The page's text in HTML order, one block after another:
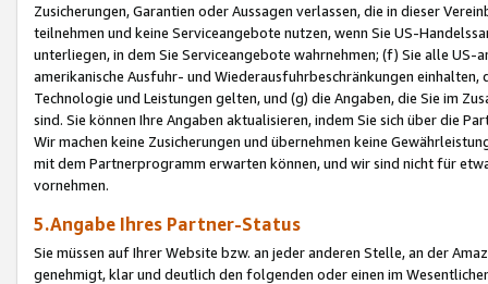
Zusicherungen, Garantien oder Aussagen verlassen, die in dieser
teilnehmen und keine Serviceangebote nutzen, wenn Sie US-
unterliegen, in dem Sie Serviceangebote wahrnehmen; (f) Sie alle
amerikanische Ausfuhr- und Wiederausfuhrbeschränkungen
Technologie und Leistungen gelten, und (g) die Angaben, die Sie im
sind. Sie können Ihre Angaben aktualisieren, indem Sie sich über die
Wir machen keine Zusicherungen und übernehmen keine
mit dem Partnerprogramm erwarten können, und wir sind nicht für
vornehmen.
5.Angabe Ihres Partner-Status
Sie müssen auf Ihrer Website bzw. an jeder anderen Stelle, an der
genehmigt, klar und deutlich den folgenden oder einen im